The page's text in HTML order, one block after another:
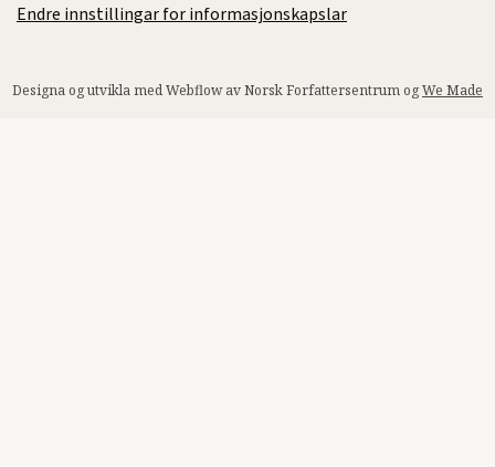
Endre innstillingar for informasjonskapslar
Designa og utvikla med Webflow av Norsk Forfattersentrum ogWe Made